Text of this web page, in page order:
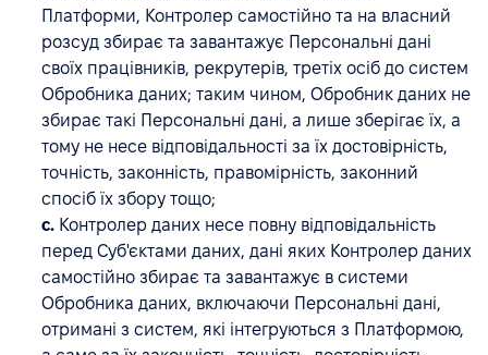
Платформи, Контролер самостійно та на власний
розсуд збирає та завантажує Персональні дані
своїх працівників, рекрутерів, третіх осіб до систем
Обробника даних; таким чином, Обробник даних не
збирає такі Персональні дані, а лише зберігає їх, а
тому не несе відповідальності за їх достовірність,
точність, законність, правомірність, законний
спосіб їх збору тощо;
c. Контролер даних несе повну відповідальність
перед Суб'єктами даних, дані яких Контролер даних
самостійно збирає та завантажує в системи
Обробника даних, включаючи Персональні дані,
отримані з систем, які інтегруються з Платформою,